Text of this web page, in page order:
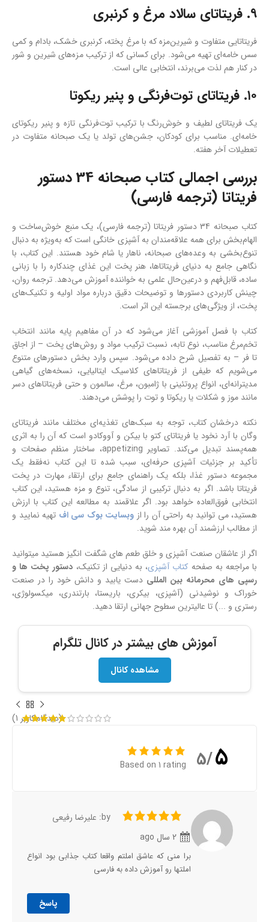
۹. فریتاتای سالاد مرغ و کرنبری
فریتاتایی متفاوت و شیرین‌مزه که با مرغ پخته، کرنبری خشک، بادام و کمی
سس خامه‌ای تهیه می‌شود. برای کسانی که از ترکیب مزه‌های شیرین و شور
در کنار هم لذت می‌برند، انتخابی عالی است.
۱۰. فریتاتای توت‌فرنگی و پنیر ریکوتا
یک فریتاتای لطیف و خوش‌رنگ با ترکیب توت‌فرنگی تازه و پنیر ریکوتای
خامه‌ای. مناسب برای کودکان، جشن‌های تولد یا یک صبحانه متفاوت در
تعطیلات آخر هفته.
بررسی اجمالی کتاب صبحانه 34 دستور
فریتاتا (ترجمه فارسی)
کتاب صبحانه 34 دستور فریتاتا (ترجمه فارسی)، یک منبع خوش‌ساخت و
الهام‌بخش برای همه علاقه‌مندان به آشپزی خانگی است که به‌ویژه به دنبال
تنوع‌بخشی به وعده‌های صبحانه، ناهار یا شام خود هستند. این کتاب، با
نگاهی جامع به دنیای فریتاتاها، هنر پخت این غذای چندکاره را با زبانی
ساده، قابل‌فهم و درعین‌حال علمی به خواننده آموزش می‌دهد. ترجمه روان،
چینش کاربردی دستورها و توضیحات دقیق درباره مواد اولیه و تکنیک‌های
پخت، از ویژگی‌های برجسته این اثر است.
کتاب با فصل آموزشی آغاز می‌شود که در آن مفاهیم پایه مانند انتخاب
تخم‌مرغ مناسب، نوع تابه، نسبت ترکیب مواد و روش‌های پخت – از اجاق
تا فر – به تفصیل شرح داده می‌شود. سپس وارد بخش دستورهای متنوع
می‌شویم که طیفی از فریتاتاهای کلاسیک ایتالیایی، نسخه‌های گیاهی
مدیترانه‌ای، انواع پروتئینی با ژامبون، مرغ، سالمون و حتی فریتاتاهای دسر
مانند موز و شکلات یا ریکوتا و توت را پوشش می‌دهند.
نکته درخشان کتاب، توجه به سبک‌های تغذیه‌ای مختلف مانند فریتاتای
وگان با آرد نخود یا فریتاتای کتو با بیکن و آووکادو است که آن را به اثری
همه‌پسند تبدیل می‌کند. تصاویر appetizing، ساختار منظم صفحات و
تأکید بر جزئیات آشپزی حرفه‌ای، سبب شده تا این کتاب نه‌فقط یک
مجموعه دستور غذا، بلکه یک راهنمای جامع برای ارتقاء مهارت در پخت
فریتاتا باشد. اگر به دنبال ترکیبی از سادگی، تنوع و مزه هستید، این کتاب
انتخابی فوق‌العاده خواهد بود. اگر علاقمند به مطالعه این کتاب با ارزش
هستید، می توانید به راحتی آن را از وبسایت بوک سی اف تهیه نمایید و
از مطالب ارزشمند آن بهره مند شوید.
اگر از عاشقان صنعت آشپزی و خلق طعم های شگفت انگیز هستید میتوانید
با مراجعه به صفحه کتاب آشپزی، به دنیایی از تکنیک، دستور پخت ها و
رسپی های محرمانه بین المللی دست یابید و دانش خود را در صنعت
خوراک و نوشیدنی (آشپزی، بیکری، باریستا، بارتندری، میکسولوژی،
رستری و ...) تا عالیترین سطوح جهانی ارتقا دهید.
آموزش های بیشتر در کانال تلگرام
مشاهده کانال
(دیدگاه کاربر 1
)
5
/5
Based on 1 rating
by: علیرضا رفیعی
برا منی که عاشق املتم واقعا کتاب جذابی بود انواع
املتها رو آموزش داده به فارسی
پاسخ